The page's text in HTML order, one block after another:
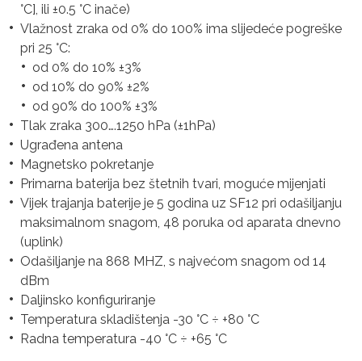
°C], ili ±0.5 °C inače)
Vlažnost zraka od 0% do 100% ima slijedeće pogreške
pri 25 °C:
od 0% do 10% ±3%
od 10% do 90% ±2%
od 90% do 100% ±3%
Tlak zraka 300….1250 hPa (±1hPa)
Ugrađena antena
Magnetsko pokretanje
Primarna baterija bez štetnih tvari, moguće mijenjati
Vijek trajanja baterije je 5 godina uz SF12 pri odašiljanju
maksimalnom snagom, 48 poruka od aparata dnevno
(uplink)
Odašiljanje na 868 MHZ, s najvećom snagom od 14
dBm
Daljinsko konfiguriranje
Temperatura skladištenja -30 °C ÷ +80 °C
Radna temperatura -40 °C ÷ +65 °C